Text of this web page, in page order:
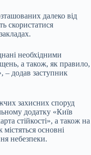
далеко від
скористатися
необхідними
а також, як правило,
– додав заступник
захисних споруд
додатку «Київ
стійкості», а також на
основні
небезпеки.